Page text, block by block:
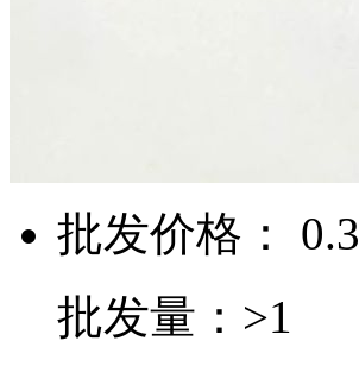
批发价格： 0.3
批发量：>1